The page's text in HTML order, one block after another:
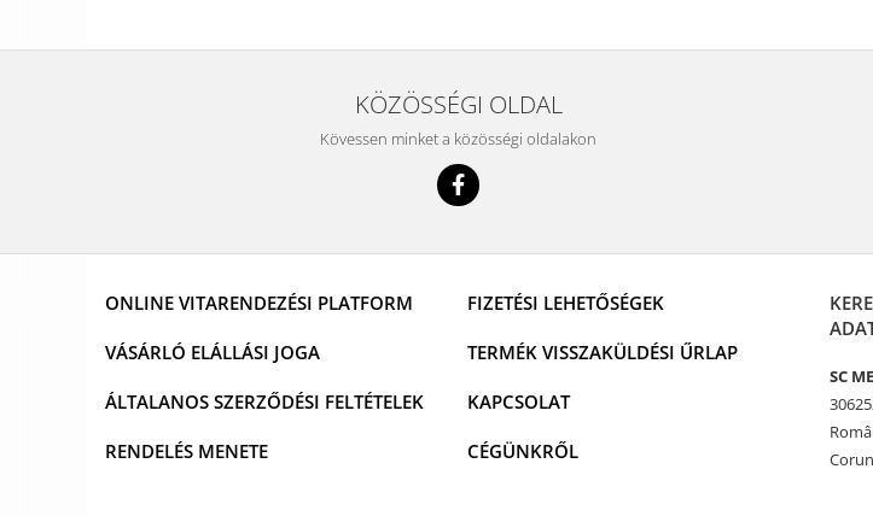
KÖZÖSSÉGI OLDAL
Kövessen minket a közösségi oldalakon
ONLINE VITARENDEZÉSI PLATFORM
VÁSÁRLÓ ELÁLLÁSI JOGA
ÁLTALANOS SZERZŐDÉSI FELTÉTELEK
RENDELÉS MENETE
FIZETÉSI LEHETŐSÉGEK
TERMÉK VISSZAKÜLDÉSI ŰRLAP
KAPCSOLAT
CÉGÜNKRŐL
SC